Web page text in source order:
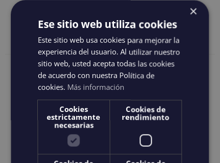
panier
Salt water Revivals
125,00€ IGIC incluido
Les lunettes de protection Saltwater
Revivals sont équipées d'un système
×
Ese sitio web utiliza cookies
Este sitio web usa cookies para mejorar la
experiencia del usuario. Al utilizar nuestro
sitio web, usted acepta todas las cookies
de acuerdo con nuestra Política de
cookies. Más información
Cookies
estrictamente
necesarias
Cookies de
rendimiento